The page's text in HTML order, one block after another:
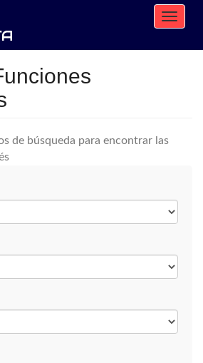
Toggle
de búsqueda para encontrar las